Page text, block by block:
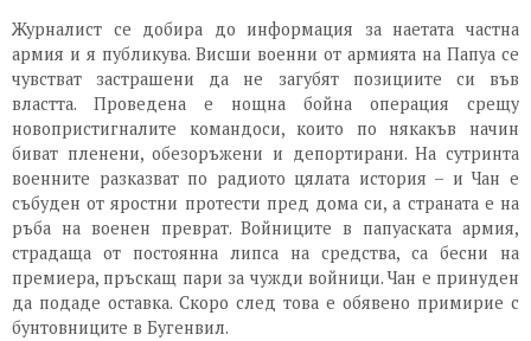
Журналист се добира до информация за наетата частна
армия и я публикува. Висши военни от армията на Папуа се
чувстват застрашени да не загубят позициите си във
властта. Проведена е нощна бойна операция срещу
новопристигналите командоси, които по някакъв начин
биват пленени, обезоръжени и депортирани. На сутринта
военните разказват по радиото цялата история – и Чан е
събуден от яростни протести пред дома си, а страната е на
ръба на военен преврат. Войниците в папуаската армия,
страдаща от постоянна липса на средства, са бесни на
премиера, пръскащ пари за чужди войници. Чан е принуден
да подаде оставка. Скоро след това е обявено примирие с
бунтовниците в Бугенвил.